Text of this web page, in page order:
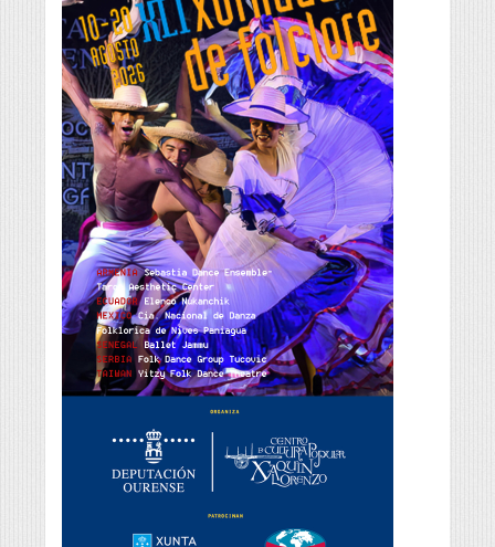
Comisión
de
seguimento
da
Praza
de
Abastos